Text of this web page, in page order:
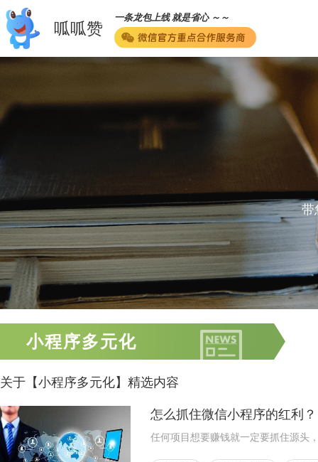
呱呱赞
一条龙包上线 就是省心 ～～
带
小程序多元化
关于【小程序多元化】精选内容
怎么抓住微信小程序的红利？
任何项目想要赚钱就一定要抓住源头